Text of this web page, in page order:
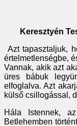
Keresztyén
Azt tapasztaljuk,
értelmetlenségbe,
Vannak, akik azt
üres bábuk
elfoglalva. Azt
külső csillogással,
Hála Istennek,
Betlehemben